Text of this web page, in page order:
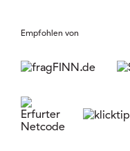
Empfohlen von